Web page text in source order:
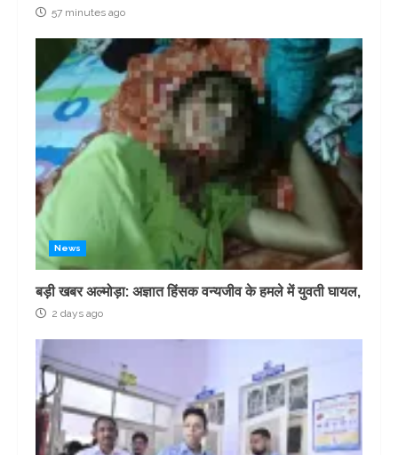
57 minutes ago
News
बड़ी खबर अल्मोड़ा: अज्ञात हिंसक वन्यजीव के हमले में युवती घायल,
2 days ago